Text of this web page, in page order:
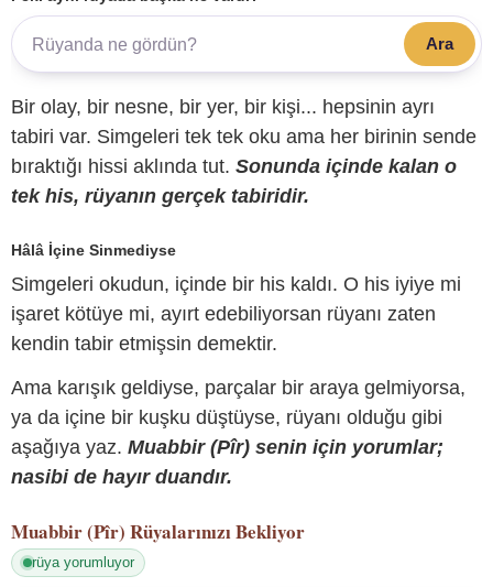
Ara
Bir olay, bir nesne, bir yer, bir kişi... hepsinin ayrı
tabiri var. Simgeleri tek tek oku ama her birinin sende
bıraktığı hissi aklında tut. Sonunda içinde kalan o
tek his, rüyanın gerçek tabiridir.
Hâlâ İçine Sinmediyse
Simgeleri okudun, içinde bir his kaldı. O his iyiye mi
işaret kötüye mi, ayırt edebiliyorsan rüyanı zaten
kendin tabir etmişsin demektir.
Ama karışık geldiyse, parçalar bir araya gelmiyorsa,
ya da içine bir kuşku düştüyse, rüyanı olduğu gibi
aşağıya yaz. Muabbir (Pîr) senin için yorumlar;
nasibi de hayır duandır.
Muabbir (Pîr) Rüyalarınızı Bekliyor
rüya yorumluyor